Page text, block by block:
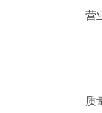
营
质